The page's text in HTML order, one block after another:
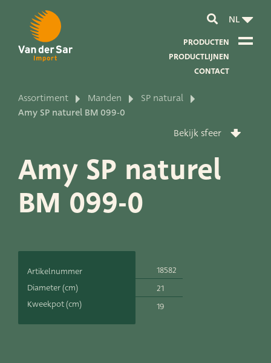
NL
PRODUCTEN
PRODUCTLIJNEN
CONTACT
Over van der Sar Import
Over onze duurzaamheid
Over onze visie en missie
Productontwikkeling
Productlijnen
Assortiment Manden
SP natural
Amy SP naturel BM 099-0
Bekijk sfeer
Amy SP naturel
BM 099-0
Artikelnummer
Diameter (cm)
Kweekpot (cm)
18582
21
19